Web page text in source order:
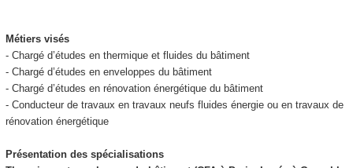
Métiers visés
- Chargé d’études en thermique et fluides du bâtiment
- Chargé d’études en enveloppes du bâtiment
- Chargé d’études en rénovation énergétique du bâtiment
- Conducteur de travaux en travaux neufs fluides énergie ou en travaux de
rénovation énergétique
Présentation des spécialisations